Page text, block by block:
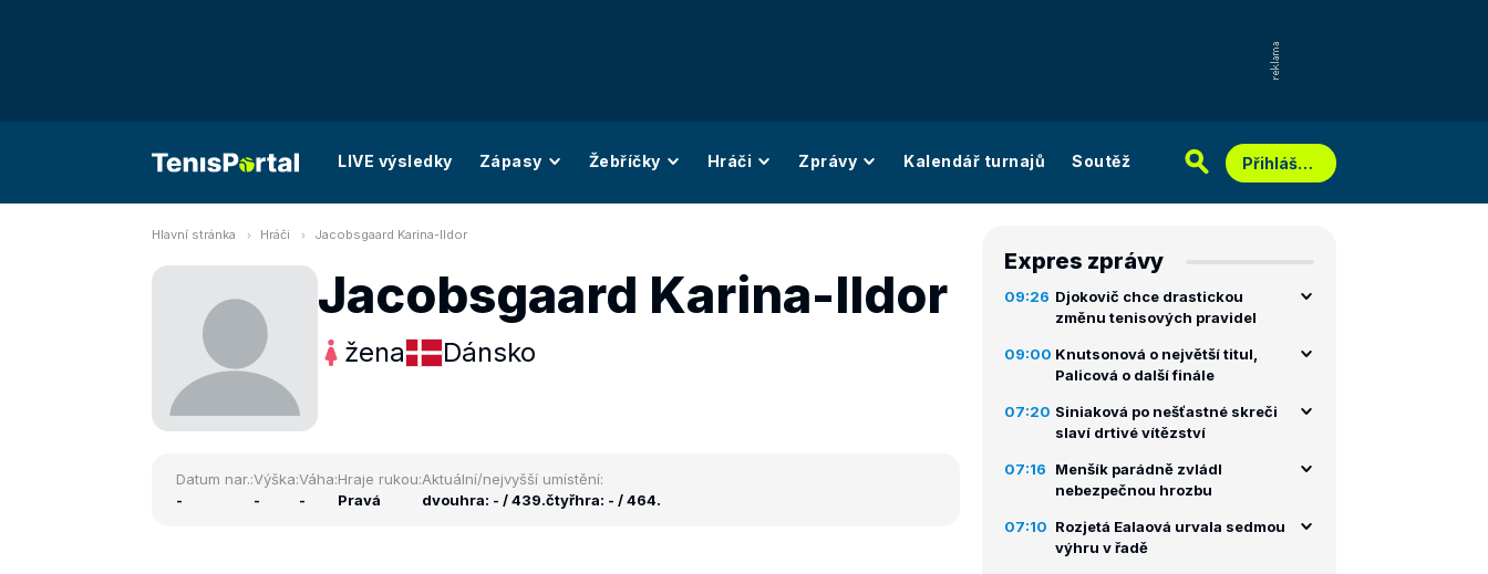
LIVE výsledky Zápasy Žebříčky Hráči Zprávy Kalendář turnajů Soutěž Přihlášení
Hlavní stránka Hráči Jacobsgaard Karina-Ildor
Jacobsgaard Karina-Ildor
žena Dánsko
Datum nar.:
-
Výška:
-
Váha:
-
Hraje rukou:
Pravá
Aktuální/nejvyšší umístění:
dvouhra: - / 439.čtyřhra: - / 464.
Expres zprávy
09:26 Djokovič chce drastickou
změnu tenisových pravidel
09:00 Knutsonová o největší titul,
Palicová o další finále
07:20 Siniaková po nešťastné skreči
slaví drtivé vítězství
07:16
Menšík parádně zvládl
nebezpečnou hrozbu
07:10 Rozjetá Ealaová urvala sedmou
výhru v řadě